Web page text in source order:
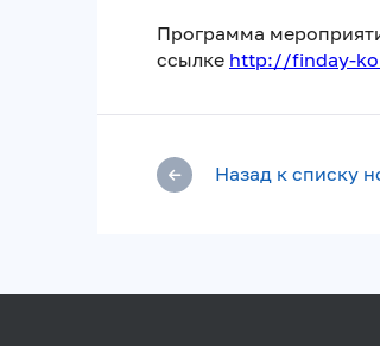
Программа
ссылке http://finday-
Назад к списку